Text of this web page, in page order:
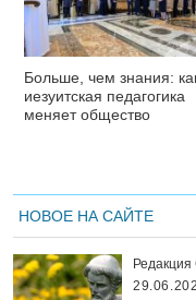
Больше, чем знания:
иезуитская педагогика
меняет общество
НОВОЕ НА САЙТЕ
Редакция